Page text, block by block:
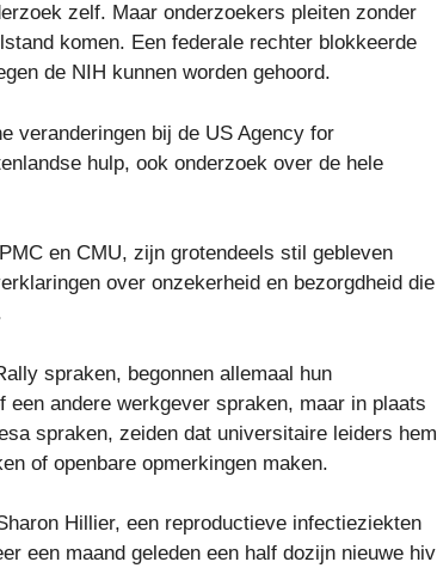
zelf. Maar onderzoekers pleiten zonder
komen. Een federale rechter blokkeerde
de NIH kunnen worden gehoord.
veranderingen bij de US Agency for
hulp, ook onderzoek over de hele
en CMU, zijn grotendeels stil gebleven
over onzekerheid en bezorgdheid die
spraken, begonnen allemaal hun
andere werkgever spraken, maar in plaats
spraken, zeiden dat universitaire leiders hem
of openbare opmerkingen maken.
Hillier, een reproductieve infectieziekten
een maand geleden een half dozijn nieuwe hiv